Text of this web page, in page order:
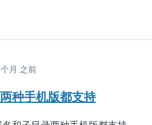
月 之前
种手机版都支持